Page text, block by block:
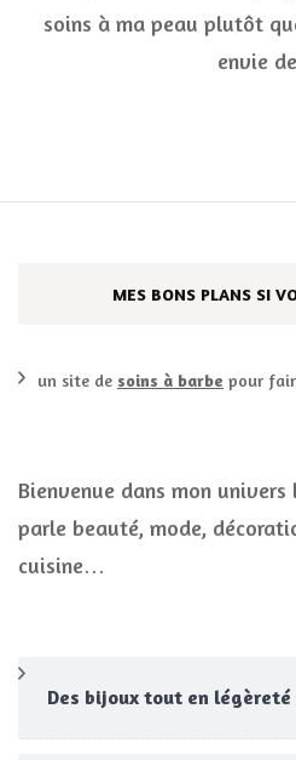
soins à ma peau plutôt
envie
MES BONS PLANS SI
un site de soins à barbe pour
Bienvenue dans mon
parle beauté, mode,
cuisine…
Des bijoux tout en légèreté